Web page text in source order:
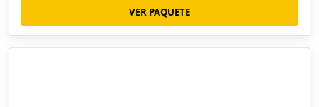
VER PAQUETE